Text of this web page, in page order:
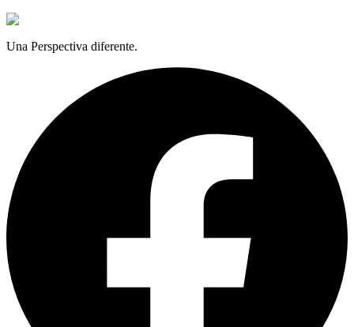
Una Perspectiva diferente.